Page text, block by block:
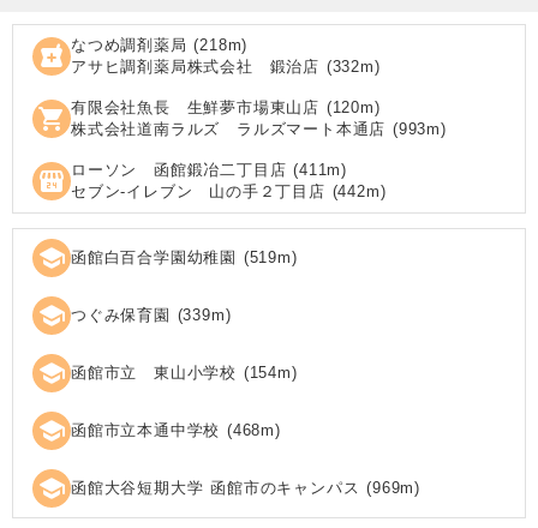
local_pharmacy なつめ調剤薬局 (218m)
アサヒ調剤薬局株式会社 鍛治店 (332m)
shopping_cart 有限会社魚長 生鮮夢市場東山店 (120m)
株式会社道南ラルズ ラルズマート本通店 (993m)
local_convenience_store ローソン 函館鍛冶二丁目店 (411m)
セブン‐イレブン 山の手２丁目店 (442m)
school 函館白百合学園幼稚園 (519m)
school つぐみ保育園 (339m)
school 函館市立 東山小学校 (154m)
school 函館市立本通中学校 (468m)
school 函館大谷短期大学 函館市のキャンパス (969m)